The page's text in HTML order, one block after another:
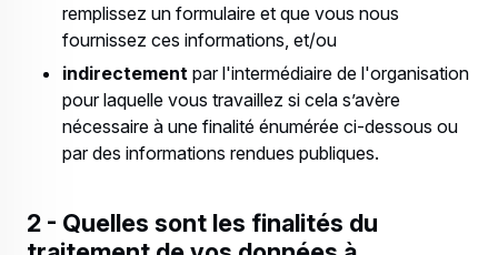
remplissez un formulaire et que vous nous
fournissez ces informations, et/ou
indirectement par l'intermédiaire de l'organisation
pour laquelle vous travaillez si cela s’avère
nécessaire à une finalité énumérée ci-dessous ou
par des informations rendues publiques.
2 - Quelles sont les finalités du